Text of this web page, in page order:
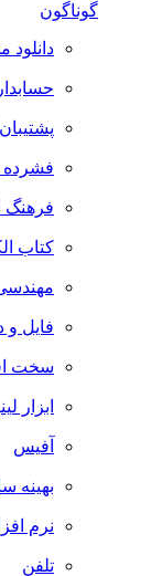
گوناگون
دانلود
فشرده
فرهنگ
کتاب
فایل
سخت
ابزار
آفیس
بهینه
نرم
تلفن